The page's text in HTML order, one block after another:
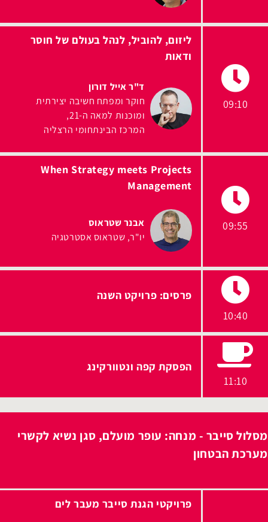
09:10
ליזום, להוביל, לנהל בעולם של חוסר
ודאות
ד"ר אייל דורון
חוקר ומפתח חשיבה יצירתית
ומוכנות למאה ה-21
המרכז הבינתחומי הרצליה
09:55
When Strategy meets Projects
Management
אבנר שטראוס
יו"ר שטראוס אסטרטגיה
10:40
פרסים: פרויקט השנה
11:10
הפסקת קפה ונטוורקינג
מסלול סייבר - מנחה: עופר מועלם, סגן נשיא לקשרי
מערכת הבטחון
פרויקטי הגנת סייבר מעבר לים